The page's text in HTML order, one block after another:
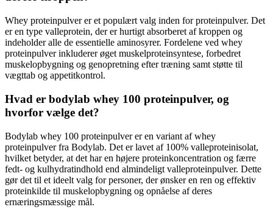
Whey proteinpulver er et populært valg inden for proteinpulver. Det
er en type valleprotein, der er hurtigt absorberet af kroppen og
indeholder alle de essentielle aminosyrer. Fordelene ved whey
proteinpulver inkluderer øget muskelproteinsyntese, forbedret
muskelopbygning og genopretning efter træning samt støtte til
vægttab og appetitkontrol.
Hvad er bodylab whey 100 proteinpulver, og
hvorfor vælge det?
Bodylab whey 100 proteinpulver er en variant af whey
proteinpulver fra Bodylab. Det er lavet af 100% valleproteinisolat,
hvilket betyder, at det har en højere proteinkoncentration og færre
fedt- og kulhydratindhold end almindeligt valleproteinpulver. Dette
gør det til et ideelt valg for personer, der ønsker en ren og effektiv
proteinkilde til muskelopbygning og opnåelse af deres
ernæringsmæssige mål.